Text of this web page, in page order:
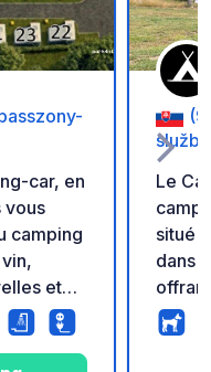
car, en
vous
camping
et
à vin
služby
Le
situé
dans
et de vélo. Il est